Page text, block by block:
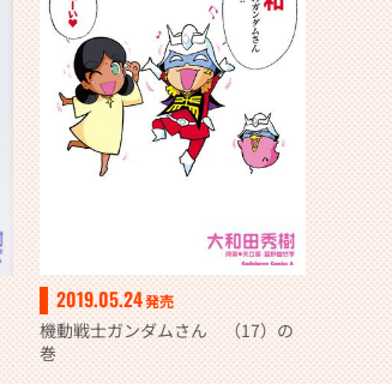
2019.05.24発売
機動戦士ガンダムさん （17）の
巻